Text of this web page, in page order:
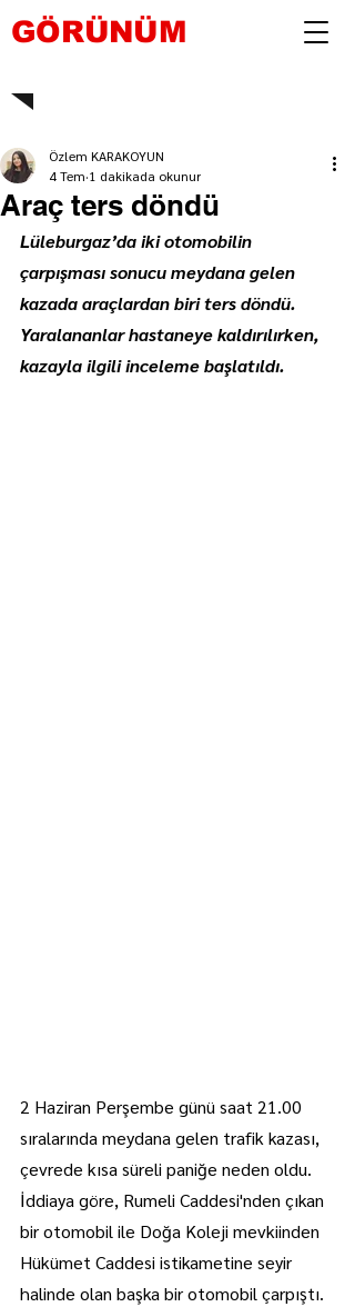
GÖRÜNÜM
Araç ters döndü
Özlem KARAKOYUN
4 Tem 1 dakikada okunur
Lüleburgaz’da iki otomobilin
çarpışması sonucu meydana gelen
kazada araçlardan biri ters döndü.
Yaralananlar hastaneye kaldırılırken,
kazayla ilgili inceleme başlatıldı.
2 Haziran Perşembe günü saat 21.00
sıralarında meydana gelen trafik kazası,
çevrede kısa süreli paniğe neden oldu.
İddiaya göre, Rumeli Caddesi'nden çıkan
bir otomobil ile Doğa Koleji mevkiinden
Hükümet Caddesi istikametine seyir
halinde olan başka bir otomobil çarpıştı.